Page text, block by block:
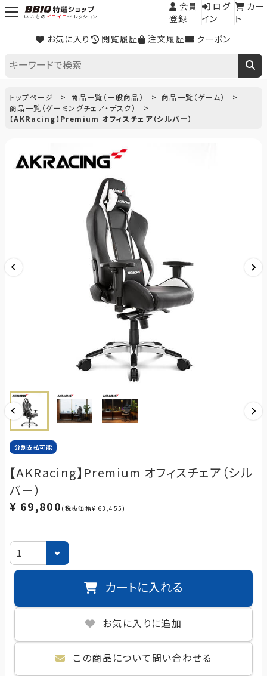
いいものイロイロセレクション
お気に入り 閲覧履歴 注文履歴 クーポン
会員
登録
ログ
イン
カー
ト
トップページ 商品一覧（一般商品）
商品一覧（ゲーム）
商品一覧（ゲーミングチェア・デスク）
【AKRacing】Premium オフィスチェア（シルバー）
分割支払可能
【AKRacing】Premium オフィスチェア（シル
バー）
¥ 69,800 (税抜価格¥ 63,455)
カートに入れる
お気に入りに追加
この商品について問い合わせる